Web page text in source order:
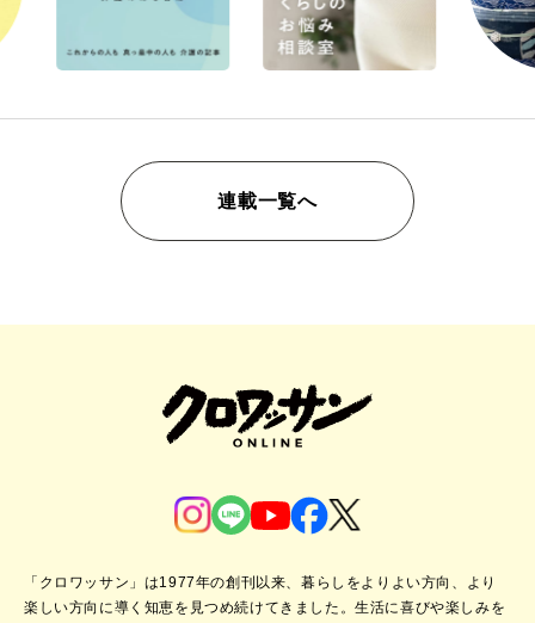
連載一覧へ
「クロワッサン」は1977年の創刊以来、暮らしをよりよい方向、より
楽しい方向に導く知恵を見つめ続けてきました。生活に喜びや楽しみを